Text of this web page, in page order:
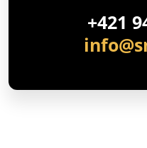
+421